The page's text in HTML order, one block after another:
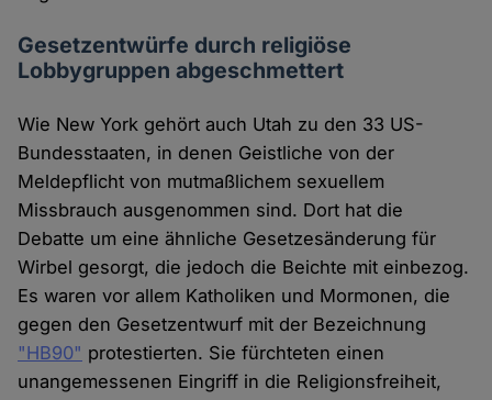
Gesetzentwürfe durch religiöse
Lobbygruppen abgeschmettert
Wie New York gehört auch Utah zu den 33 US-
Bundesstaaten, in denen Geistliche von der
Meldepflicht von mutmaßlichem sexuellem
Missbrauch ausgenommen sind. Dort hat die
Debatte um eine ähnliche Gesetzesänderung für
Wirbel gesorgt, die jedoch die Beichte mit einbezog.
Es waren vor allem Katholiken und Mormonen, die
gegen den Gesetzentwurf mit der Bezeichnung
"HB90" protestierten. Sie fürchteten einen
unangemessenen Eingriff in die Religionsfreiheit,